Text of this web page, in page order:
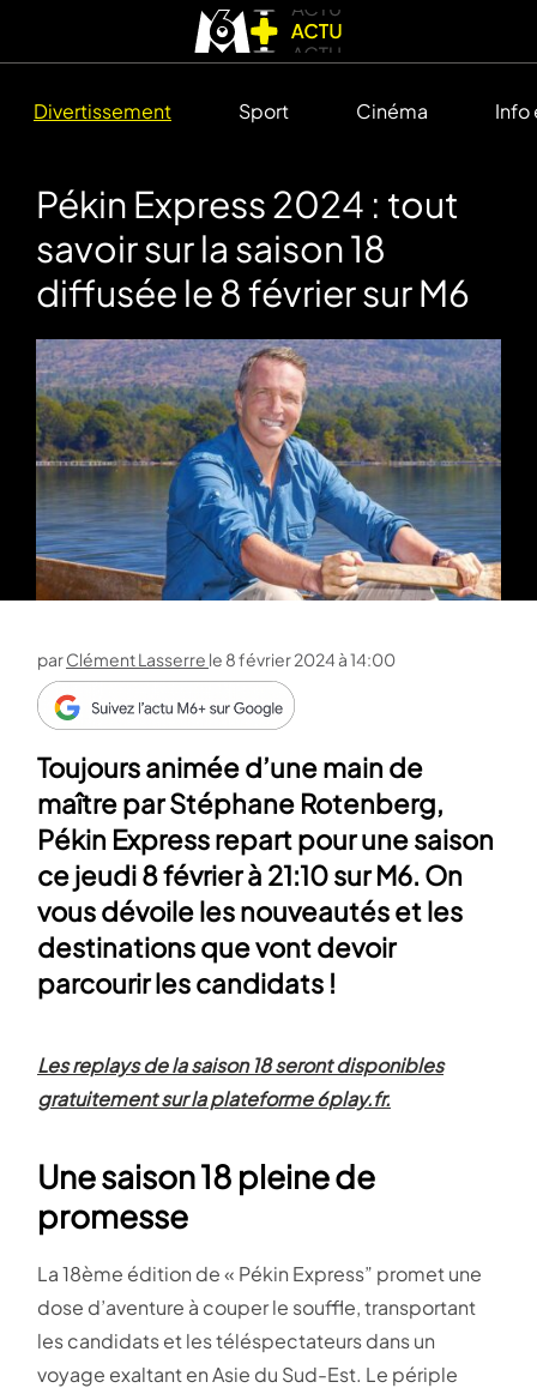
Divertissement Sport Cinéma Info
Pékin Express 2024 : tout
savoir sur la saison 18
diffusée le 8 février sur M6
parClément Lasserre le 8 février 2024 à 14:00
Toujours animée d’une main de
maître par Stéphane Rotenberg,
Pékin Express repart pour une saison
ce jeudi 8 février à 21:10 sur M6. On
vous dévoile les nouveautés et les
destinations que vont devoir
parcourir les candidats !
Les replays de la saison 18 seront disponibles
gratuitement sur la plateforme 6play.fr.
Une saison 18 pleine de
promesse
La 18ème édition de « Pékin Express” promet une
dose d’aventure à couper le souffle, transportant
les candidats et les téléspectateurs dans un
voyage exaltant en Asie du Sud-Est. Le périple